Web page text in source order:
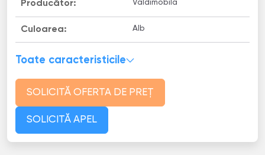
Producător: Valdimobila
Culoarea: Alb
Toate caracteristicile
SOLICITĂ OFERTA DE PREȚ
SOLICITĂ APEL